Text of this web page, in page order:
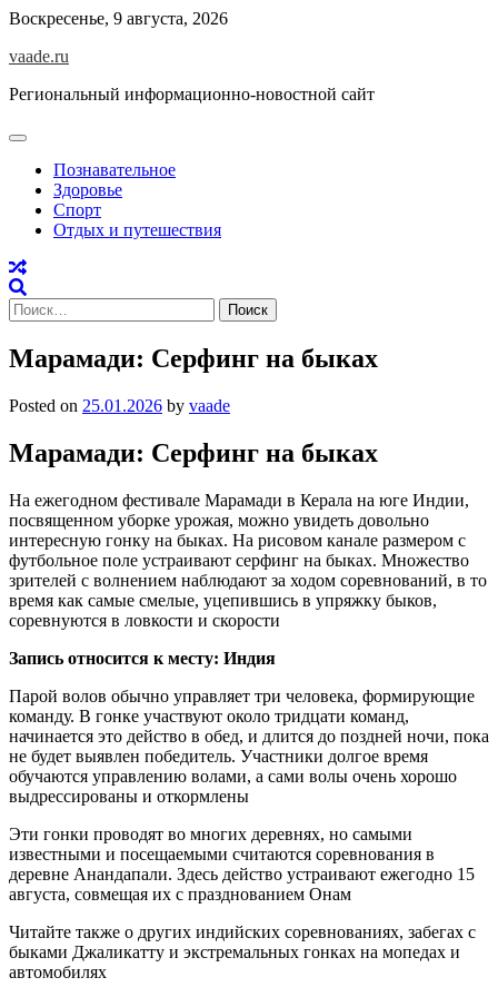
Skip
content
Воскресенье, 9 августа, 2026
vaade.ru
Региональный информационно-новостной сайт
Познавательное
Здоровье
Спорт
Отдых и путешествия
Найти:
Марамади: Серфинг на быках
Posted on 25.01.2026 by vaade
Марамади: Серфинг на быках
На ежегодном фестивале Марамади в Керала на юге Индии,
посвященном уборке урожая, можно увидеть довольно
интересную гонку на быках. На рисовом канале размером с
футбольное поле устраивают серфинг на быках. Множество
зрителей с волнением наблюдают за ходом соревнований, в то
время как самые смелые, уцепившись в упряжку быков,
соревнуются в ловкости и скорости
Запись относится к месту: Индия
Парой волов обычно управляет три человека, формирующие
команду. В гонке участвуют около тридцати команд,
начинается это действо в обед, и длится до поздней ночи, пока
не будет выявлен победитель. Участники долгое время
обучаются управлению волами, а сами волы очень хорошо
выдрессированы и откормлены
Эти гонки проводят во многих деревнях, но самыми
известными и посещаемыми считаются соревнования в
деревне Анандапали. Здесь действо устраивают ежегодно 15
августа, совмещая их с празднованием Онам
Читайте также о других индийских соревнованиях, забегах с
быками Джаликатту и экстремальных гонках на мопедах и
автомобилях